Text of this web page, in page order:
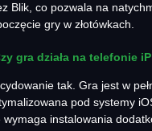
Blik, co pozwala na
gry w złotówkach.
gra działa na telefonie
tak. Gra jest w
pod systemy
wymaga instalowania